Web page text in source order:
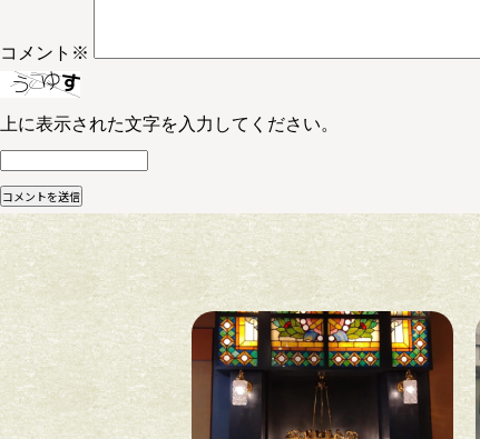
コメント ※
上に表示された文字を入力してください。